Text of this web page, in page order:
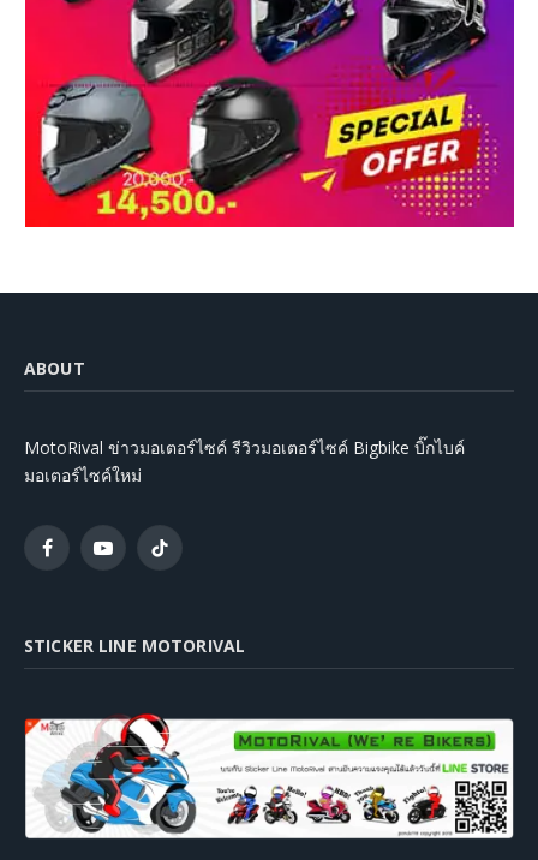
ABOUT
MotoRival ข่าวมอเตอร์ไซค์ รีวิวมอเตอร์ไซค์ Bigbike บิ๊กไบค์
มอเตอร์ไซค์ใหม่
FacebookYouTubeTikTok
STICKER LINE MOTORIVAL